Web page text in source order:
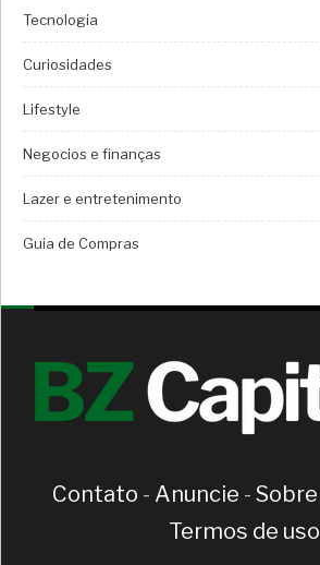
Tecnologia
Curiosidades
Lifestyle
Negocios e finanças
Lazer e entretenimento
Guia de Compras
Contato - Anuncie - Sobre
Termos de uso